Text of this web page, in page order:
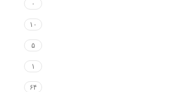
۰
۱۰
۵
۱
۶۴